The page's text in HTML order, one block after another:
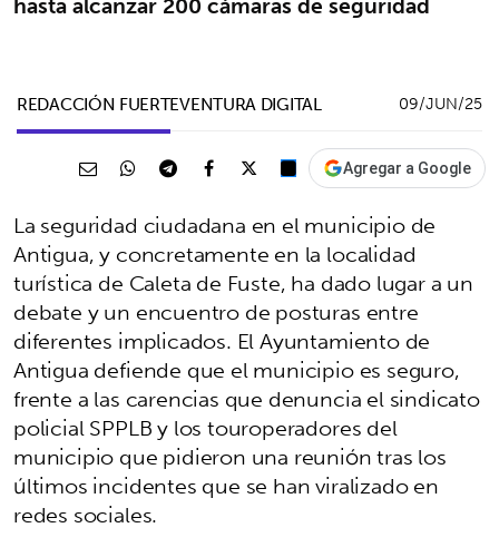
REDACCIÓN FUERTEVENTURA DIGITAL 09/JUN/25
Agregar a Google
La seguridad ciudadana en el municipio de
Antigua, y concretamente en la localidad
turística de Caleta de Fuste, ha dado lugar a un
debate y un encuentro de posturas entre
diferentes implicados. El Ayuntamiento de
Antigua defiende que el municipio es seguro,
frente a las carencias que denuncia el sindicato
policial SPPLB y los touroperadores del
municipio que pidieron una reunión tras los
últimos incidentes que se han viralizado en
redes sociales.